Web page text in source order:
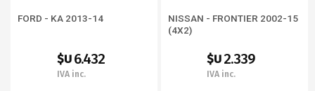
FORD - KA 2013-14
$U 6.432
IVA inc.
NISSAN - FRONTIER 2002-15
(4X2)
$U2.339
IVA inc.